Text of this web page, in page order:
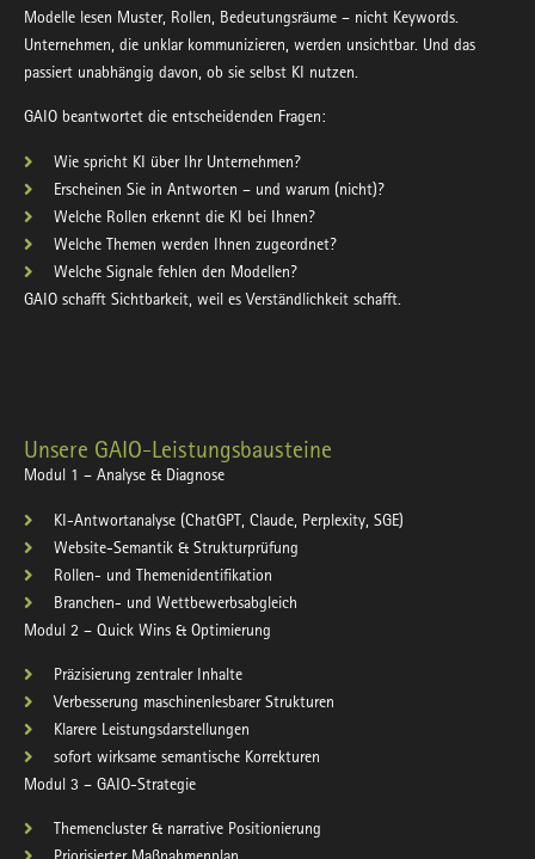
Modelle lesen Muster, Rollen, Bedeutungsräume – nicht Keywords.
Unternehmen, die unklar kommunizieren, werden unsichtbar. Und das
passiert unabhängig davon, ob sie selbst KI nutzen.
GAIO beantwortet die entscheidenden Fragen:
Wie spricht KI über Ihr Unternehmen?
Erscheinen Sie in Antworten – und warum (nicht)?
Welche Rollen erkennt die KI bei Ihnen?
Welche Themen werden Ihnen zugeordnet?
Welche Signale fehlen den Modellen?
GAIO schafft Sichtbarkeit, weil es Verständlichkeit schafft.
Unsere GAIO-Leistungsbausteine
Modul 1 – Analyse & Diagnose
KI-Antwortanalyse (ChatGPT, Claude, Perplexity, SGE)
Website-Semantik & Strukturprüfung
Rollen- und Themenidentifikation
Branchen- und Wettbewerbsabgleich
Modul 2 – Quick Wins & Optimierung
Präzisierung zentraler Inhalte
Verbesserung maschinenlesbarer Strukturen
Klarere Leistungsdarstellungen
sofort wirksame semantische Korrekturen
Modul 3 – GAIO-Strategie
Themencluster & narrative Positionierung